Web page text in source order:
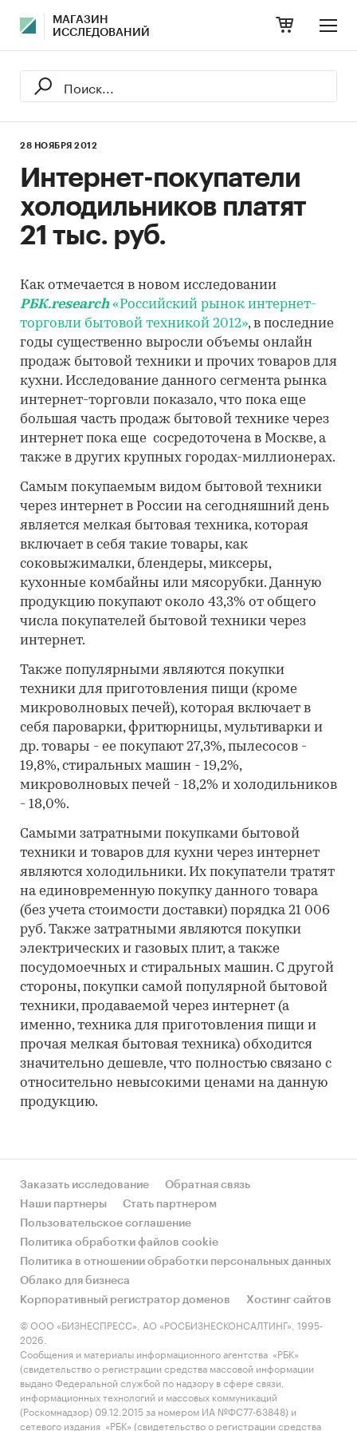
МАГАЗИН
ИССЛЕДОВАНИЙ
28 НОЯБРЯ 2012
Интернет-покупатели
холодильников платят
21 тыс. руб.
Как отмечается в новом исследовании
РБК.research «Российский рынок интернет-
торговли бытовой техникой 2012», в последние
годы существенно выросли объемы онлайн
продаж бытовой техники и прочих товаров для
кухни. Исследование данного сегмента рынка
интернет-торговли показало, что пока еще
большая часть продаж бытовой технике через
интернет пока еще сосредоточена в Москве, а
также в других крупных городах-миллионерах.
Самым покупаемым видом бытовой техники
через интернет в России на сегодняшний день
является мелкая бытовая техника, которая
включает в себя такие товары, как
соковыжималки, блендеры, миксеры,
кухонные комбайны или мясорубки. Данную
продукцию покупают около 43,3% от общего
числа покупателей бытовой техники через
интернет.
Также популярными являются покупки
техники для приготовления пищи (кроме
микроволновых печей), которая включает в
себя пароварки, фритюрницы, мультиварки и
др. товары - ее покупают 27,3%, пылесосов -
19,8%, стиральных машин - 19,2%,
микроволновых печей - 18,2% и холодильников
- 18,0%.
Самыми затратными покупками бытовой
техники и товаров для кухни через интернет
являются холодильники. Их покупатели тратят
на единовременную покупку данного товара
(без учета стоимости доставки) порядка 21 006
руб. Также затратными являются покупки
электрических и газовых плит, а также
посудомоечных и стиральных машин. С другой
стороны, покупки самой популярной бытовой
техники, продаваемой через интернет (а
именно, техника для приготовления пищи и
прочая мелкая бытовая техника) обходится
значительно дешевле, что полностью связано с
относительно невысокими ценами на данную
продукцию.
Заказать исследование
Обратная связь
Наши партнеры
Стать партнером
Пользовательское соглашение
Политика обработки файлов cookie
Политика в отношении обработки персональных данных
Облако для бизнеса
Корпоративный регистратор доменов
Хостинг сайтов
© ООО «БИЗНЕСПРЕСС», АО «РОСБИЗНЕСКОНСАЛТИНГ», 1995-
2026.
Сообщения и материалы информационного агентства «РБК»
(свидетельство о регистрации средства массовой информации
выдано Федеральной службой по надзору в сфере связи,
информационных технологий и массовых коммуникаций
(Роскомнадзор) 09.12.2015 за номером ИА №ФС77-63848) и
сетевого издания «РБК» (свидетельство о регистрации средства